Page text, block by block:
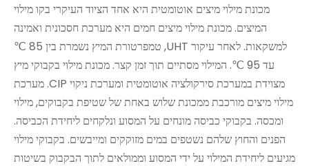
מכונת מילוי מיצים אוטומטית היא אחד הציוד העיקרי בקו מילוי
המיצים. מכונת מילוי מיצים חמים היא מערכת חסכונית ואמינה
למשקאות. לאחר עיקור UHT, טמפרטורת המיץ נשמרת בין 85 ℃
עד 95 ℃. המילוי מסתיים תוך זמן קצר. מכונת מילוי בקבוקי מיץ
מצוידת במערכת סירקולציה אוטומטית ומערכת ניקוי CIP. מערכת
מילוי מיצים מורכבת ממכונת שלוש באחת של שטיפת בקבוקים, מילוי
ומכסה. בקבוקי כביסה מונחים על המסוע ונלקחים ליחידת הכביסה.
הפנים והחוץ שלהם נשטפים במים מזוקקים ומייבשים. בקבוקי מילוי
מגיעים ליחידת המילוי על ידי המסוע וממולאים לתוך הבקבוק בשיטות